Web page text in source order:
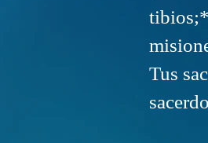
Tus